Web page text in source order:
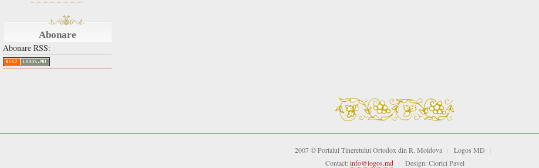
Abonare
Abonare RSS:
2007 © Portalul Tineretului Ortodox din R. Moldova Logos MD
Contact: info@logos.md Design: Ciorici Pavel